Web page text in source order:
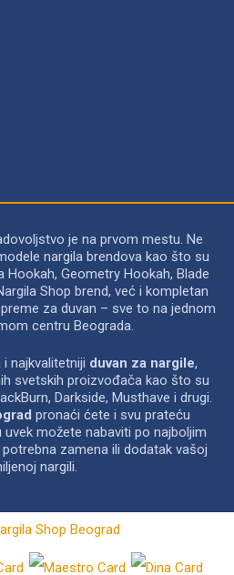
je na prvom mestu. Ne
nargila brendova kao što su
Hookah, Geometry Hookah, Blade
Shop brend, već i kompletan
za duvan – sve to na jednom
centru Beograda.
najkvalitetniji duvan za nargile,
svetskih proizvođača kao što su
Darkside, Musthave i drugi.
pronaći ćete i svu prateću
uvek možete nabaviti po najboljim
zamena ili dodatak vašoj
nargili.
Shop Beograd